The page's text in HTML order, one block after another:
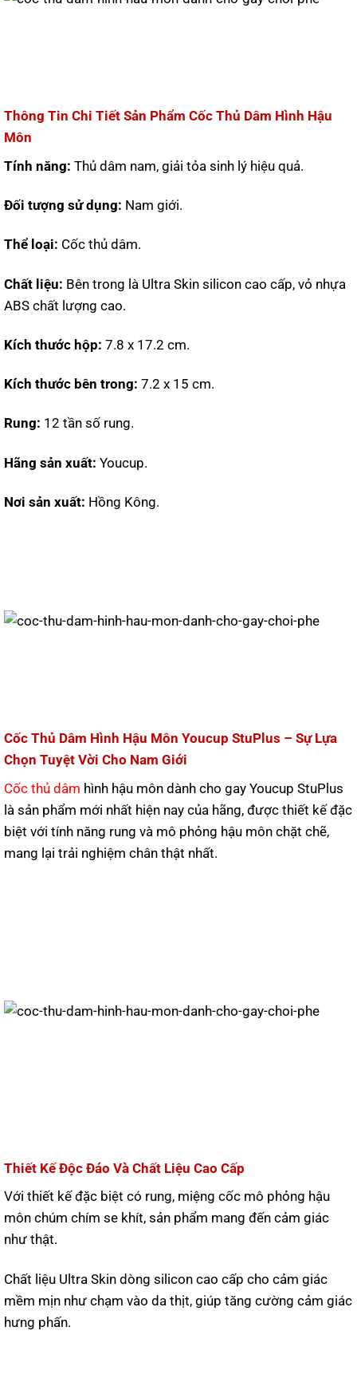
Thông Tin Chi Tiết Sản Phẩm Cốc Thủ Dâm Hình Hậu
Môn
Tính năng: Thủ dâm nam, giải tỏa sinh lý hiệu quả.
Đối tượng sử dụng: Nam giới.
Thể loại: Cốc thủ dâm.
Chất liệu: Bên trong là Ultra Skin silicon cao cấp, vỏ nhựa
ABS chất lượng cao.
Kích thước hộp: 7.8 x 17.2 cm.
Kích thước bên trong: 7.2 x 15 cm.
Rung: 12 tần số rung.
Hãng sản xuất: Youcup.
Nơi sản xuất: Hồng Kông.
Cốc Thủ Dâm Hình Hậu Môn Youcup StuPlus – Sự Lựa
Chọn Tuyệt Vời Cho Nam Giới
Cốc thủ dâm hình hậu môn dành cho gay Youcup StuPlus
là sản phẩm mới nhất hiện nay của hãng, được thiết kế đặc
biệt với tính năng rung và mô phỏng hậu môn chặt chẽ,
mang lại trải nghiệm chân thật nhất.
Thiết Kế Độc Đáo Và Chất Liệu Cao Cấp
Với thiết kế đặc biệt có rung, miệng cốc mô phỏng hậu
môn chúm chím se khít, sản phẩm mang đến cảm giác
như thật.
Chất liệu Ultra Skin dòng silicon cao cấp cho cảm giác
mềm mịn như chạm vào da thịt, giúp tăng cường cảm giác
hưng phấn.